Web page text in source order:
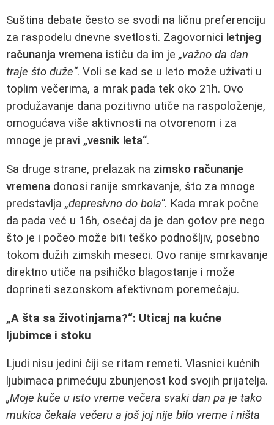
Suština debate često se svodi na ličnu preferenciju
za raspodelu dnevne svetlosti. Zagovornici letnjeg
računanja vremena ističu da im je „važno da dan
traje što duže“. Voli se kad se u leto može uživati u
toplim večerima, a mrak pada tek oko 21h. Ovo
produžavanje dana pozitivno utiče na raspoloženje,
omogućava više aktivnosti na otvorenom i za
mnoge je pravi „vesnik leta“.
Sa druge strane, prelazak na zimsko računanje
vremena donosi ranije smrkavanje, što za mnoge
predstavlja „depresivno do bola“. Kada mrak počne
da pada već u 16h, osećaj da je dan gotov pre nego
što je i počeo može biti teško podnošljiv, posebno
tokom dužih zimskih meseci. Ovo ranije smrkavanje
direktno utiče na psihičko blagostanje i može
doprineti sezonskom afektivnom poremećaju.
„A šta sa životinjama?“: Uticaj na kućne
ljubimce i stoku
Ljudi nisu jedini čiji se ritam remeti. Vlasnici kućnih
ljubimaca primećuju zbunjenost kod svojih prijatelja.
„Moje kuče u isto vreme večera svaki dan pa je tako
mukica čekala večeru a još joj nije bilo vreme i ništa